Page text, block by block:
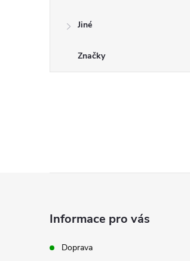
Jiné
Značky
Informace pro vás
Doprava